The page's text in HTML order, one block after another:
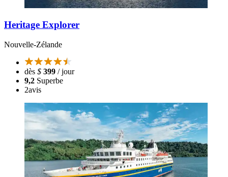
Heritage Explorer
Nouvelle-Zélande
dès $ 399 / jour
9,2 Superbe
2avis